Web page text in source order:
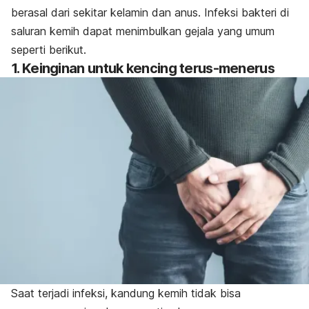
berasal dari sekitar kelamin dan anus. Infeksi bakteri di
saluran kemih dapat menimbulkan gejala yang umum
seperti berikut.
1. Keinginan untuk kencing terus-menerus
Saat terjadi infeksi, kandung kemih tidak bisa